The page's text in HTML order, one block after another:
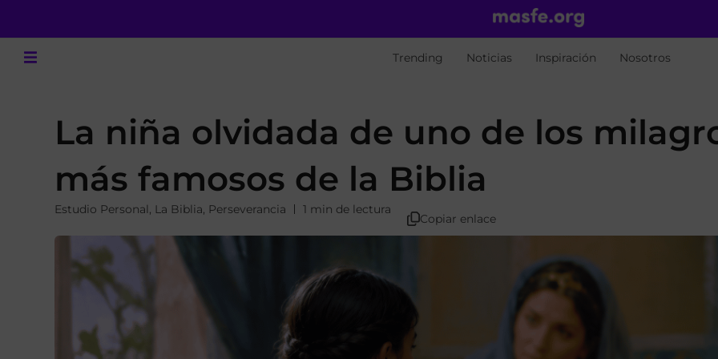
Trending Noticias Inspiración Nosotros
La niña olvidada de uno de los
más famosos de la Biblia
Estudio Personal, La Biblia, Perseverancia 1 min de lectura
Copiar enlace